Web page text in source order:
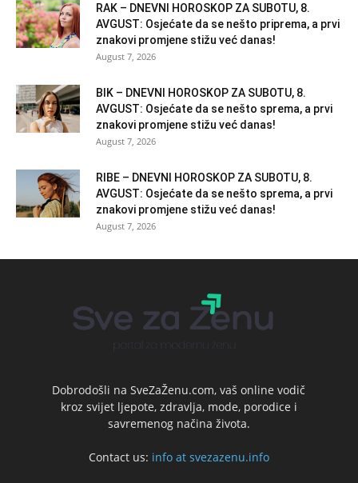
RAK – DNEVNI HOROSKOP ZA SUBOTU, 8.
AVGUST: Osjećate da se nešto priprema, a prvi
znakovi promjene stižu već danas!
August 7, 2026
BIK – DNEVNI HOROSKOP ZA SUBOTU, 8.
AVGUST: Osjećate da se nešto sprema, a prvi
znakovi promjene stižu već danas!
August 7, 2026
RIBE – DNEVNI HOROSKOP ZA SUBOTU, 8.
AVGUST: Osjećate da se nešto sprema, a prvi
znakovi promjene stižu već danas!
August 7, 2026
Dobrodošli na SveZaŽenu.com, vaš online vodič
kroz svijet ljepote, zdravlja, mode, porodice i
savremenog načina života.
Contact us: info at svezazenu.info